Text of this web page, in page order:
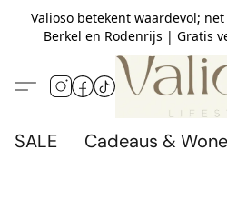
Valioso betekent waardevol;
Berkel en Rodenrijs | Gratis
SALE Cadeaus &